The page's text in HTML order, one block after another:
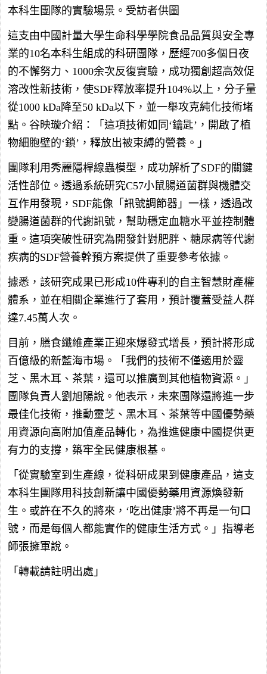
本科生團隊的實驗場景。受訪者供圖
這支由中國計量大學生命科學學院食品品質與安全專
業的10名本科生組成的科研團隊，歷經700多個日夜
的不懈努力、1000余次反復實驗，成功獨創超高效促
溶改性新技術，使SDF釋放率提升104%以上，分子量
從1000 kDa降至50 kDa以下，並一舉攻克純化技術堵
點。谷映璇介紹：「這項技術如同‘鑰匙’，開啟了植
物細胞壁的‘鎖’，釋放出被束縛的營養。」
團隊利用秀麗隱桿線蟲模型，成功解析了SDF的關鍵
活性部位。透過系統研究C57小鼠腸道菌群與機體交
互作用發現，SDF能像「訊號調節器」一樣，透過改
變腸道菌群的代謝訊號，幫助穩定血糖水平並控制體
重。這項突破性研究為開發針對肥胖、糖尿病等代謝
疾病的SDF營養幹預方案提供了重要參考依據。
據悉，該研究成果已形成10件專利的自主智慧財產權
體系，並在相關企業進行了套用，預計覆蓋受益人群
達7.45萬人次。
目前，膳食纖維產業正迎來爆發式增長，預計將形成
百億級的新藍海市場。「我們的技術不僅適用於靈
芝、黑木耳、茶葉，還可以推廣到其他植物資源。」
團隊負責人劉旭陽說。他表示，未來團隊還將進一步
最佳化技術，推動靈芝、黑木耳、茶葉等中國優勢藥
用資源向高附加值產品轉化，為推進健康中國提供更
有力的支撐，築牢全民健康根基。
「從實驗室到生產線，從科研成果到健康產品，這支
本科生團隊用科技創新讓中國優勢藥用資源煥發新
生。或許在不久的將來，‘吃出健康’將不再是一句口
號，而是每個人都能實作的健康生活方式。」指導老
師張擁軍說。
「轉載請註明出處」